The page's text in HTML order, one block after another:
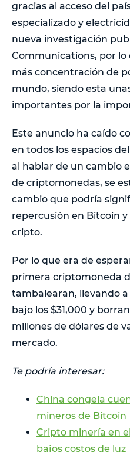
gracias al acceso del
especializado y
nueva investigación
Communications, por lo
más concentración de
mundo, siendo esta
importantes por la
Este anuncio ha caído
en todos los espacios
al hablar de un cambio
de criptomonedas, se
cambio que podría
repercusión en Bitcoin
cripto.
Por lo que era de
primera criptomoneda
tambalearan, llevando
bajo los $31,000 y
millones de dólares de
mercado.
Te podría interesar:
China congela
mineros de Bitcoin
Cripto minería en
bajos costos de luz